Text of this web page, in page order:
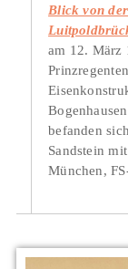
Blick von
am 12. März
befanden
Sandstein
München,